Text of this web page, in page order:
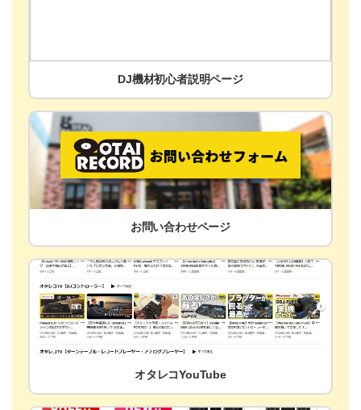
DJ機材初心者説明ページ
お問い合わせページ
オタレコYouTube